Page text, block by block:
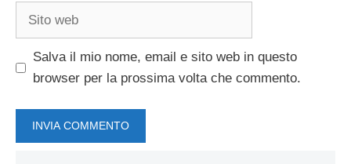
Sito
Salva il mio nome, email e sito web in questo
browser per la prossima volta che commento.